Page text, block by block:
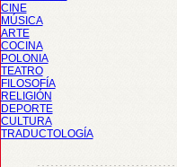
CINE
MÚSICA
ARTE
COCINA
POLONIA
TEATRO
FILOSOFÍA
RELIGIÓN
DEPORTE
CULTURA
TRADUCTOLOGÍA